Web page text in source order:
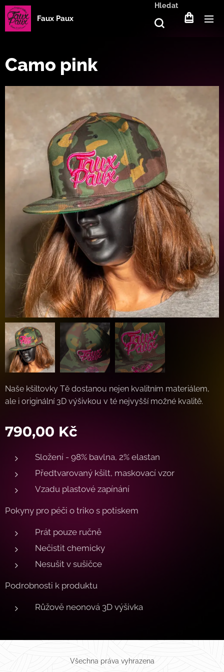
Faux Paux
Hledat
Camo pink
Naše kšiltovky Tě dostanou nejen kvalitním materiálem,
ale i originální 3D výšivkou v té nejvyšší možné kvalitě.
790,00 Kč
Složení - 98% bavlna, 2% elastan
Předtvarovaný kšilt, maskovací vzor
Vzadu plastové zapínání
Pokyny pro péči o triko s potiskem
Prát pouze ručně
Nečistit chemicky
Nesušit v sušičce
Podrobnosti k produktu
Růžově neonová 3D výšivka
Všechna práva vyhrazena